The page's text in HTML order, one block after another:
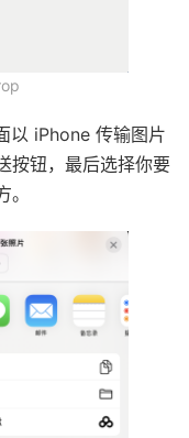
以 iPhone 传输图片
按钮，最后选择你要